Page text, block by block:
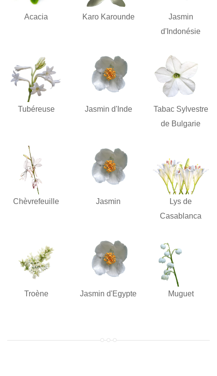
Acacia Karo Karounde
Jasmin
d'Indonésie
Tubéreuse Jasmin d'Inde
Tabac Sylvestre
de Bulgarie
Chèvrefeuille Jasmin
Lys de
Casablanca
Troène Jasmin d'Egypte Muguet